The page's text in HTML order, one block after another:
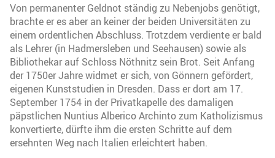
Von permanenter Geldnot ständig zu Nebenjobs genötigt,
brachte er es aber an keiner der beiden Universitäten zu
einem ordentlichen Abschluss. Trotzdem verdiente er bald
als Lehrer (in Hadmersleben und Seehausen) sowie als
Bibliothekar auf Schloss Nöthnitz sein Brot. Seit Anfang
der 1750er Jahre widmet er sich, von Gönnern gefördert,
eigenen Kunststudien in Dresden. Dass er dort am 17.
September 1754 in der Privatkapelle des damaligen
päpstlichen Nuntius Alberico Archinto zum Katholizismus
konvertierte, dürfte ihm die ersten Schritte auf dem
ersehnten Weg nach Italien erleichtert haben.